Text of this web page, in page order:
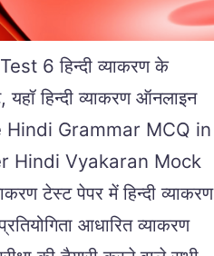
6 हिन्दी व्याकरण के
यहॉ हिन्दी व्याकरण ऑनलाइन
Hindi Grammar MCQ in
Hindi Vyakaran Mock
टेस्ट पेपर में हिन्दी व्याकरण
आधारित व्याकरण